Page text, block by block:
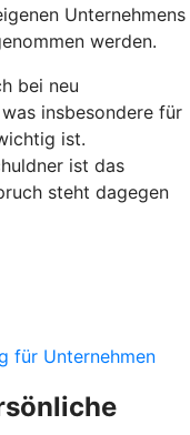
Unternehmens
werden.
bei neu
insbesondere für
ist.
ist das
steht dagegen
für Unternehmen